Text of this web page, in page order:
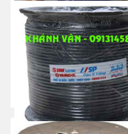
Cáp đồng trục DTH
Mua ngay